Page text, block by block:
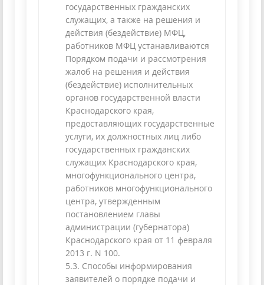
государственных гражданских
служащих, а также на решения и
действия (бездействие) МФЦ,
работников МФЦ устанавливаются
Порядком подачи и рассмотрения
жалоб на решения и действия
(бездействие) исполнительных
органов государственной власти
Краснодарского края,
предоставляющих государственные
услуги, их должностных лиц либо
государственных гражданских
служащих Краснодарского края,
многофункционального центра,
работников многофункционального
центра, утвержденным
постановлением главы
администрации (губернатора)
Краснодарского края от 11 февраля
2013 г. N 100.
5.3. Способы информирования
заявителей о порядке подачи и